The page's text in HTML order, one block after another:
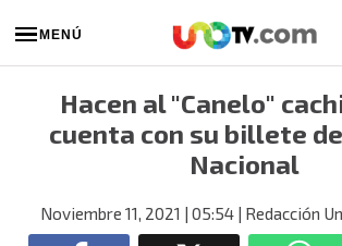
MENÚ
Hacen al "Canelo"
cuenta con su billete
Nacional
Noviembre 11, 2021 | 05:54 | Redacción